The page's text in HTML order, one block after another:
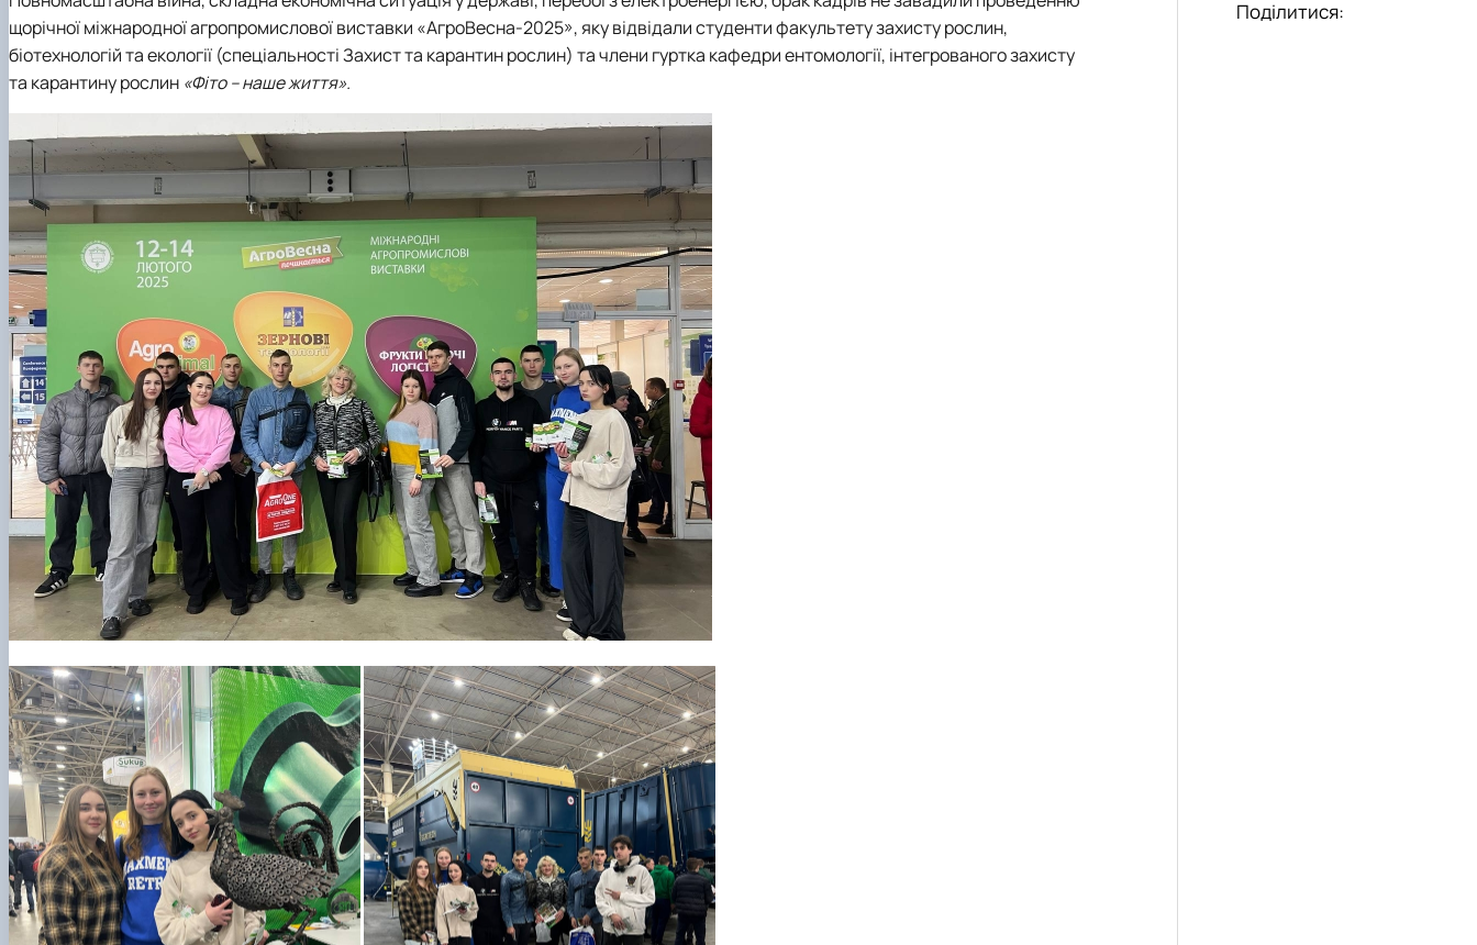
Відомі постаті факультету
ІІ етап Всеукраїнської олімпіади з дисципліни "Загальна екологія"
Забезпечення ОПП «Екологічна біотехнологія та біоенергетика»
Забезпечення ОПП «Екологія та охорона навколишнього середовища»
щорічної міжнародної агропромислової виставки «АгроВесна-2025», яку відвідали студентифакультету захисту рослин,
біотехнологій та екології (спеціальності Захист та карантин рослин) та члени гуртка кафедри ентомології, інтегрованого захисту
та карантину рослин «Фіто – наше життя».
Поділитися: